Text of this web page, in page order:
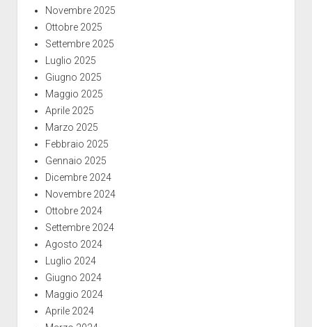
Novembre 2025
Ottobre 2025
Settembre 2025
Luglio 2025
Giugno 2025
Maggio 2025
Aprile 2025
Marzo 2025
Febbraio 2025
Gennaio 2025
Dicembre 2024
Novembre 2024
Ottobre 2024
Settembre 2024
Agosto 2024
Luglio 2024
Giugno 2024
Maggio 2024
Aprile 2024